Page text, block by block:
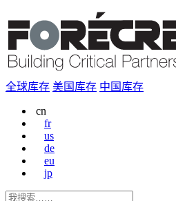
全球库存 美国库存 中国库存
cn
fr
us
de
eu
jp